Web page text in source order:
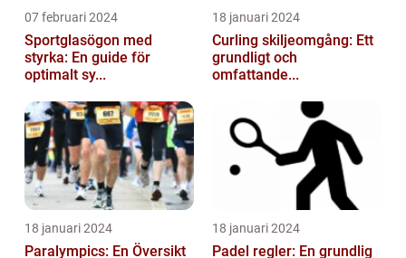
07 februari 2024
Sportglasögon med
styrka: En guide för
optimalt sy...
18 januari 2024
Curling skiljeomgång: Ett
grundligt och
omfattande...
18 januari 2024
Paralympics: En Översikt
18 januari 2024
Padel regler: En grundlig